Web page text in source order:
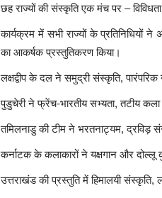
छह राज्यों की संस्कृति एक मंच पर –
कार्यक्रम में सभी राज्यों के प्रतिनिधियों
का आकर्षक प्रस्तुतिकरण किया।
लक्षद्वीप के दल ने समुद्री संस्कृति,
पुडुचेरी ने फ्रेंच-भारतीय सभ्यता, तटीय
तमिलनाडु की टीम ने भरतनाट्यम, द्रविड़
कर्नाटक के कलाकारों ने यक्षगान और दोल्लू
उत्तराखंड की प्रस्तुति में हिमालयी